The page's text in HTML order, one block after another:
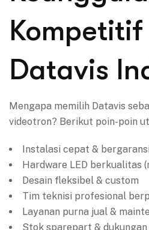
Kompetitif
Datavis
Mengapa memilih Datavis
videotron? Berikut poin-poin
Instalasi cepat & bergaransi
Hardware LED berkualitas
Desain fleksibel & custom
Tim teknisi profesional
Layanan purna jual &
Stok sparepart &